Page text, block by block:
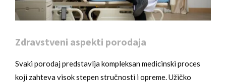
Zdravstveni aspekti porodaja
Svaki porodaj predstavlja kompleksan medicinski proces
koji zahteva visok stepen stručnosti i opreme. Užičko